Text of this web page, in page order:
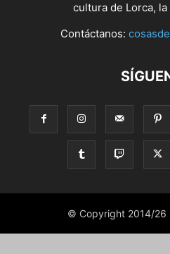
cultura de Lorca,
Contáctanos:
© Copyright 2014/26